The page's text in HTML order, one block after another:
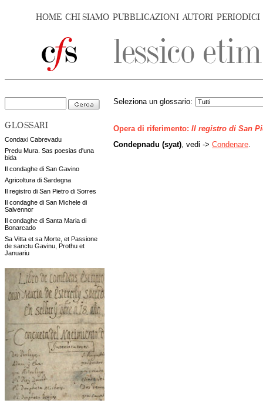
HOME CHI SIAMO PUBBLICAZIONI AUTORI PERIODICI
GLOSSARI
Condaxi Cabrevadu
Predu Mura. Sas poesias d'una
bida
Il condaghe di San Gavino
Agricoltura di Sardegna
Il registro di San Pietro di Sorres
Il condaghe di San Michele di
Salvennor
Il condaghe di Santa Maria di
Bonarcado
Sa Vitta et sa Morte, et Passione
de sanctu Gavinu, Prothu et
Januariu
Seleziona un glossario:
Opera di riferimento: Il registro di San
Condepnadu (syat) , vedi -> Condenare